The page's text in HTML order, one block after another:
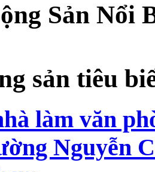
Sản Nổi
sản tiêu
làm văn
Nguyễn